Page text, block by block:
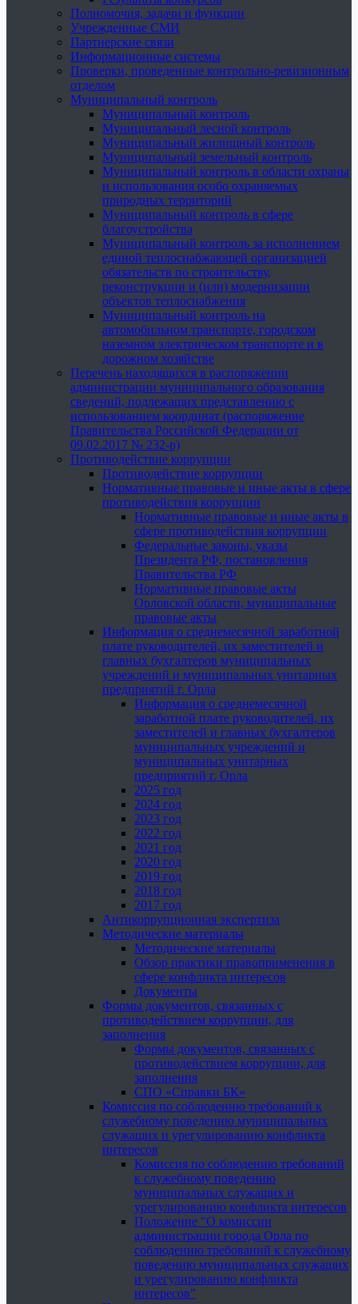
Полномочия, задачи и функции
Учрежденные СМИ
Партнерские связи
Информационные системы
Проверки, проведенные контрольно-ревизионным
отделом
Муниципальный контроль
Муниципальный контроль
Муниципальный лесной контроль
Муниципальный жилищный контроль
Муниципальный земельный контроль
Муниципальный контроль в области охраны
и использования особо охраняемых
природных территорий
Муниципальный контроль в сфере
благоустройства
Муниципальный контроль за исполнением
единой теплоснабжающей организацией
обязательств по строительству,
реконструкции и (или) модернизации
объектов теплоснабжения
Муниципальный контроль на
автомобильном транспорте, городском
наземном электрическом транспорте и в
дорожном хозяйстве
Перечень находящихся в распоряжении
администрации муниципального образования
сведений, подлежащих представлению с
использованием координат (распоряжение
Правительства Российской Федерации от
09.02.2017 № 232-р)
Противодействие коррупции
Противодействие коррупции
Нормативные правовые и иные акты в сфере
противодействия коррупции
Нормативные правовые и иные акты в
сфере противодействия коррупции
Федеральные законы, указы
Президента РФ, постановления
Правительства РФ
Нормативные правовые акты
Орловской области, муниципальные
правовые акты
Информация о среднемесячной заработной
плате руководителей, их заместителей и
главных бухгалтеров муниципальных
учреждений и муниципальных унитарных
предприятий г. Орла
Информация о среднемесячной
заработной плате руководителей, их
заместителей и главных бухгалтеров
муниципальных учреждений и
муниципальных унитарных
предприятий г. Орла
2025 год
2024 год
2023 год
2022 год
2021 год
2020 год
2019 год
2018 год
2017 год
Антикоррупционная экспертиза
Методические материалы
Методические материалы
Обзор практики правоприменения в
сфере конфликта интересов
Документы
Формы документов, связанных с
противодействием коррупции, для
заполнения
Формы документов, связанных с
противодействием коррупции, для
заполнения
СПО «Справки БК»
Комиссия по соблюдению требований к
служебному поведению муниципальных
служащих и урегулированию конфликта
интересов
Комиссия по соблюдению требований
к служебному поведению
муниципальных служащих и
урегулированию конфликта интересов
Положение "О комиссии
администрации города Орла по
соблюдению требований к служебному
поведению муниципальных служащих
и урегулированию конфликта
интересов"